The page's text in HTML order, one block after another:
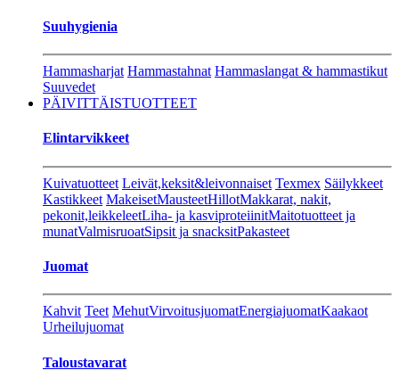
Suuhygienia
Hammasharjat Hammastahnat Hammaslangat & hammastikut
Suuvedet
PÄIVITTÄISTUOTTEET
Elintarvikkeet
Kuivatuotteet Leivät,keksit&leivonnaiset Texmex Säilykkeet
Kastikkeet MakeisetMausteetHillotMakkarat, nakit,
pekonit,leikkeleetLiha- ja kasviproteiinitMaitotuotteet ja
munatValmisruoatSipsit ja snacksitPakasteet
Juomat
Kahvit Teet MehutVirvoitusjuomatEnergiajuomatKaakaot
Urheilujuomat
Taloustavarat